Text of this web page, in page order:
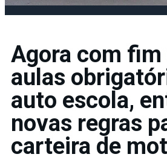
Agora com fim
aulas
auto escola,
novas regras
carteira de